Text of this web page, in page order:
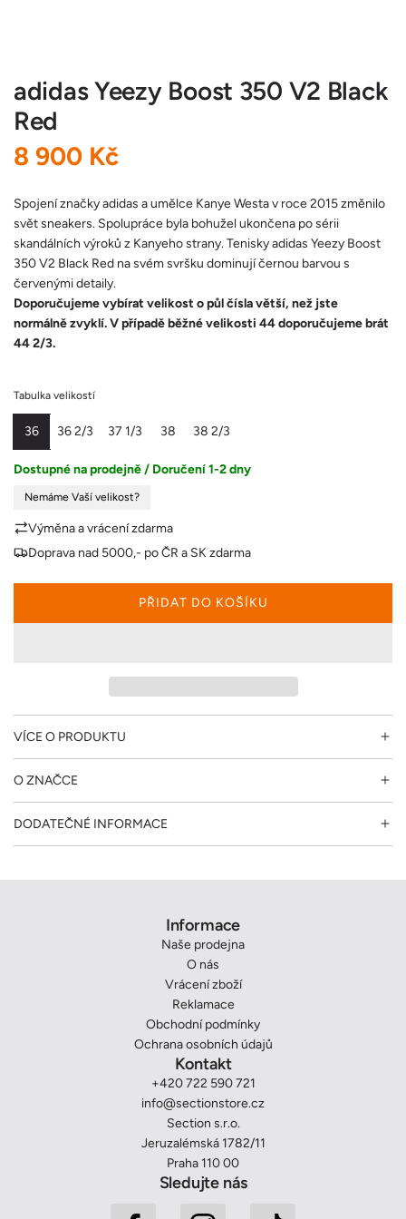
adidas Yeezy Boost 350 V2 Black
Red
B
ě
ž
n
á
c
e
n
a
8 900 Kč
Spojení značky adidas a umělce Kanye Westa v roce 2015 změnilo
svět sneakers. Spolupráce byla bohužel ukončena po sérii
skandálních výroků z Kanyeho strany. Tenisky adidas Yeezy Boost
350 V2 Black Red na svém svršku dominují černou barvou s
červenými detaily.
Doporučujeme vybírat velikost o půl čísla větší, než jste
normálně zvyklí. V případě běžné velikosti 44 doporučujeme brát
44 2/3.
Tabulka velikostí
36 36 2/3 37 1/3 38 38 2/3
Dostupné na prodejně / Doručení 1-2 dny
Nemáme Vaší velikost?
Výměna a vrácení zdarma
Doprava nad 5000,- po ČR a SK zdarma
PŘIDAT DO KOŠÍKU
N
VÍCE O PRODUKTU
O ZNAČCE
DODATEČNÉ INFORMACE
Informace
Naše prodejna
O nás
Vrácení zboží
Reklamace
Obchodní podmínky
Ochrana osobních údajů
Kontakt
+420 722 590 721
info@sectionstore.cz
Section s.r.o.
Jeruzalémská 1782/11
Praha 110 00
Sledujte nás